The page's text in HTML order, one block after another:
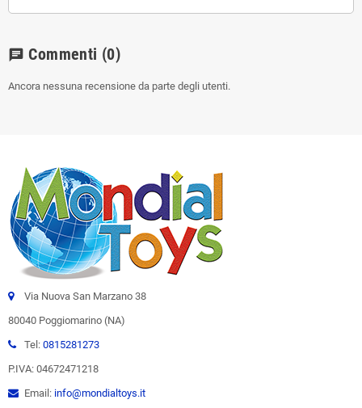
chat Commenti (0)
Ancora nessuna recensione da parte degli utenti.
Via Nuova San Marzano 38
80040 Poggiomarino (NA)
Tel: 0815281273
P.IVA: 04672471218
Email: info@mondialtoys.it